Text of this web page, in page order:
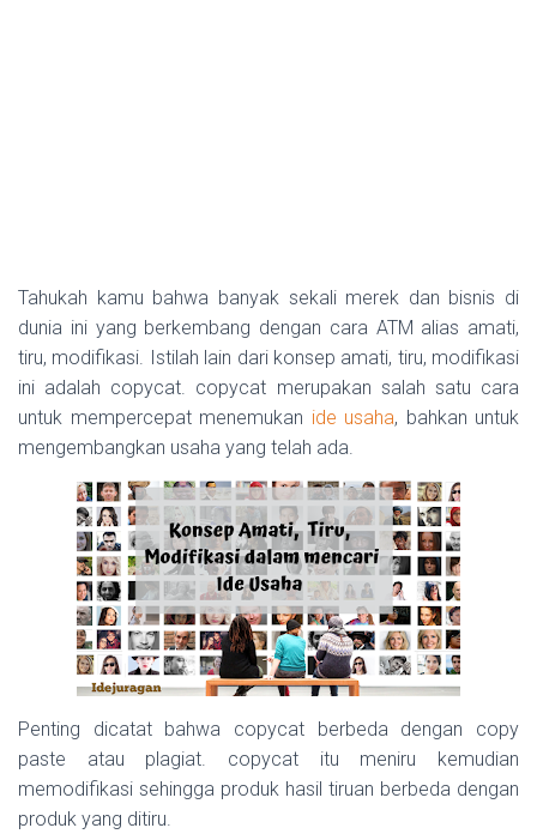
Tahukah kamu bahwa banyak sekali merek dan bisnis di
dunia ini yang berkembang dengan cara ATM alias amati,
tiru, modifikasi. Istilah lain dari konsep amati, tiru, modifikasi
ini adalah copycat. copycat merupakan salah satu cara
untuk mempercepat menemukan ide usaha, bahkan untuk
mengembangkan usaha yang telah ada.
Penting dicatat bahwa copycat berbeda dengan copy
paste atau plagiat. copycat itu meniru kemudian
memodifikasi sehingga produk hasil tiruan berbeda dengan
produk yang ditiru.